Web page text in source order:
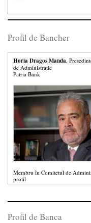
Profil de Bancher
Horia Dragos Manda ,
de Administratie
Patria Bank
Membru în Comitetul de
profil
Profil de Banca